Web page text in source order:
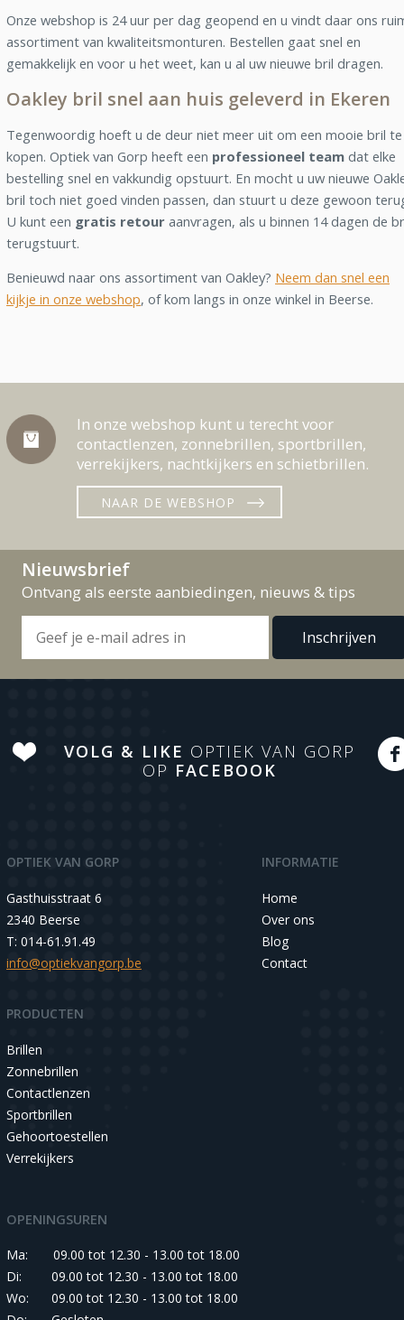
Onze webshop is 24 uur per dag geopend en u vindt daar ons
assortiment van kwaliteitsmonturen. Bestellen gaat snel en
gemakkelijk en voor u het weet, kan u al uw nieuwe bril dragen.
Oakley bril snel aan huis geleverd in Ekeren
Tegenwoordig hoeft u de deur niet meer uit om een mooie bril te
kopen. Optiek van Gorp heeft een professioneel team dat elke
bestelling snel en vakkundig opstuurt. En mocht u uw nieuwe
bril toch niet goed vinden passen, dan stuurt u deze gewoon
U kunt een gratis retour aanvragen, als u binnen 14 dagen de
terugstuurt.
Benieuwd naar ons assortiment van Oakley? Neem dan snel een
kijkje in onze webshop, of kom langs in onze winkel in Beerse.
In onze webshop kunt u terecht voor
contactlenzen, zonnebrillen, sportbrillen,
verrekijkers, nachtkijkers en schietbrillen.
NAAR DE WEBSHOP
Nieuwsbrief
Ontvang als eerste aanbiedingen, nieuws & tips
VOLG & LIKE OPTIEK VAN GORP
OP FACEBOOK
OPTIEK VAN GORP
Gasthuisstraat 6
2340 Beerse
T: 014-61.91.49
info@optiekvangorp.be
INFORMATIE
Home
Over ons
Blog
Contact
PRODUCTEN
Brillen
Zonnebrillen
Contactlenzen
Sportbrillen
Gehoortoestellen
Verrekijkers
OPENINGSUREN
Ma:
09.00 tot 12.30 - 13.00 tot 18.00
Di:
09.00 tot 12.30 - 13.00 tot 18.00
Wo:
09.00 tot 12.30 - 13.00 tot 18.00